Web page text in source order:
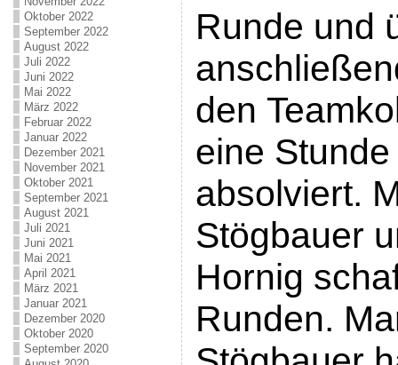
Oktober 2022
September 2022
August 2022
Juli 2022
Juni 2022
Mai 2022
März 2022
Februar 2022
Januar 2022
Dezember 2021
November 2021
Oktober 2021
September 2021
August 2021
Juli 2021
Juni 2021
Mai 2021
April 2021
März 2021
Januar 2021
Dezember 2020
Oktober 2020
September 2020
Runde und
den
eine
absolviert.
Stögbauer
Hornig
Runden.